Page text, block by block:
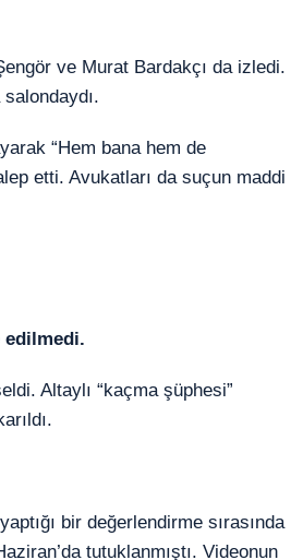
ve Murat Bardakçı da izledi.
“Hem bana hem de
etti. Avukatları da suçun maddi
edilmedi.
Altaylı “kaçma şüphesi”
bir değerlendirme sırasında
tutuklanmıştı. Videonun